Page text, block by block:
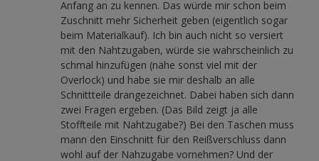
Anfang an zu kennen. Das würde mir schon beim
Zuschnitt mehr Sicherheit geben (eigentlich sogar
beim Materialkauf). Ich bin auch nicht so versiert
mit den Nahtzugaben, würde sie wahrscheinlich zu
schmal hinzufügen (nähe sonst viel mit der
Overlock) und habe sie mir deshalb an alle
Schnittteile drangezeichnet. Dabei haben sich dann
zwei Fragen ergeben. (Das Bild zeigt ja alle
Stoffteile mit Nahtzugabe?) Bei den Taschen muss
mann den Einschnitt für den Reißverschluss dann
wohl auf der Nahzugabe vornehmen? Und der